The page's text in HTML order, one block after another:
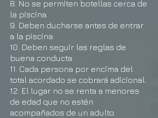
8. No se permiten botellas cerca de
la piscina.
9. Deben ducharse antes de entrar
a la piscina.
10. Deben seguir las reglas de
buena conducta.
11. Cada persona por encima del
total acordado se cobrará adicional.
12. El lugar no se renta a menores
de edad que no estén
acompañados de un adulto.